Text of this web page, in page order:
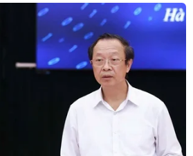
thảo luận về việc biến phiên
lửa Olympic 2024 - neo phía
một phần bổ sung cố định
Paris.